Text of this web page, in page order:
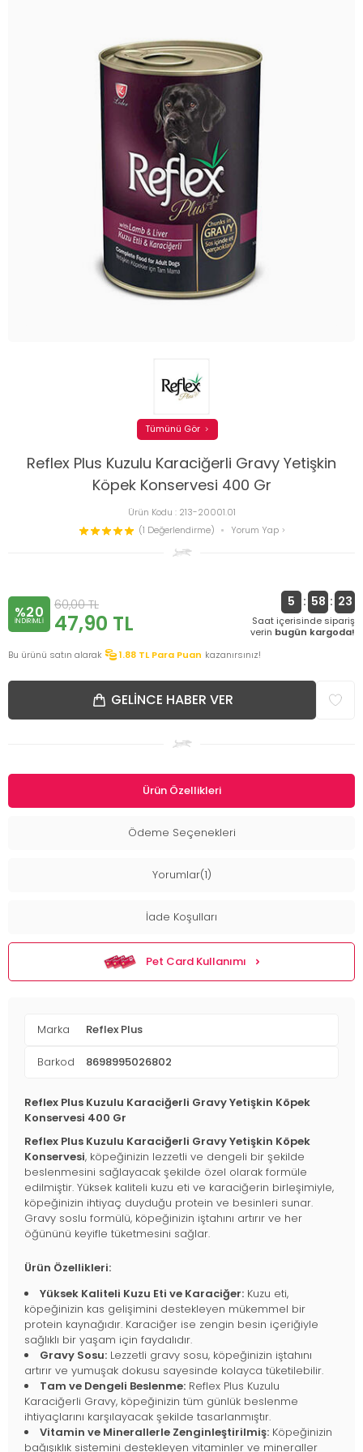
Reflex Plus Kuzulu Karaciğerli Gravy Yetişkin
Köpek Konservesi 400 Gr
Ürün Kodu : 213-20001.01
(1 Değerlendirme)
Yorum Yap
Tümünü Gör
%20
INDIRIMLI
60,00TL
47,90 TL
5 : 58 : 23
Saat içerisinde sipariş
verin bugün kargoda!
Bu ürünü satın alarak
1.88 TL Para Puan kazanırsınız!
GELINCE HABER VER
Ürün Özellikleri
Ödeme Seçenekleri
Yorumlar(1)
İade Koşulları
Pet Card Kullanımı
Marka Reflex Plus
Barkod 8698995026802
Reflex Plus Kuzulu Karaciğerli Gravy Yetişkin Köpek
Konservesi 400 Gr
Reflex Plus Kuzulu Karaciğerli Gravy Yetişkin Köpek
Konservesi, köpeğinizin lezzetli ve dengeli bir şekilde
beslenmesini sağlayacak şekilde özel olarak formüle
edilmiştir. Yüksek kaliteli kuzu eti ve karaciğerin birleşimiyle,
köpeğinizin ihtiyaç duyduğu protein ve besinleri sunar.
Gravy soslu formülü, köpeğinizin iştahını artırır ve her
öğününü keyifle tüketmesini sağlar.
Ürün Özellikleri:
Yüksek Kaliteli Kuzu Eti ve Karaciğer: Kuzu eti,
köpeğinizin kas gelişimini destekleyen mükemmel bir
protein kaynağıdır. Karaciğer ise zengin besin içeriğiyle
sağlıklı bir yaşam için faydalıdır.
Gravy Sosu: Lezzetli gravy sosu, köpeğinizin iştahını
artırır ve yumuşak dokusu sayesinde kolayca tüketilebilir.
Tam ve Dengeli Beslenme: Reflex Plus Kuzulu
Karaciğerli Gravy, köpeğinizin tüm günlük beslenme
ihtiyaçlarını karşılayacak şekilde tasarlanmıştır.
Vitamin ve Minerallerle Zenginleştirilmiş: Köpeğinizin
bağışıklık sistemini destekleyen vitaminler ve mineraller